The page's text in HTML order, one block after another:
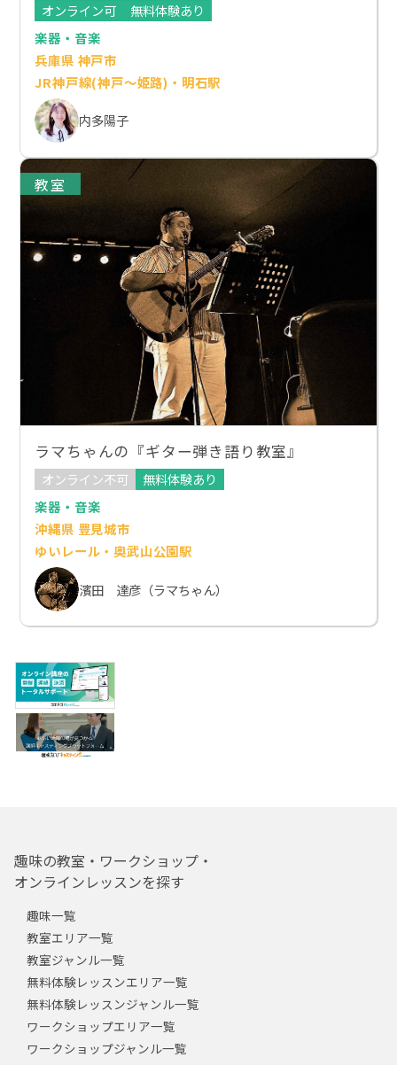
オンライン可
無料体験あり
楽器・音楽
兵庫県 神戸市
JR神戸線(神戸～姫路)・明石駅
内多陽子
教室
ラマちゃんの『ギター弾き語り教室』
オンライン不可
無料体験あり
楽器・音楽
沖縄県 豊見城市
ゆいレール・奥武山公園駅
濱田 達彦（ラマちゃん）
趣味の教室・ワークショップ・
オンラインレッスンを探す
趣味一覧
教室エリア一覧
教室ジャンル一覧
無料体験レッスンエリア一覧
無料体験レッスンジャンル一覧
ワークショップエリア一覧
ワークショップジャンル一覧